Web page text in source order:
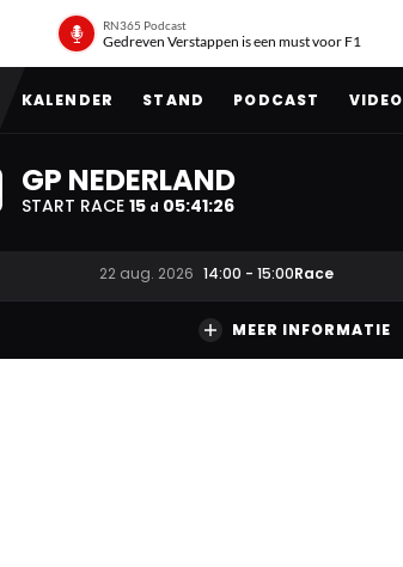
RN365 Podcast
Gedreven Verstappen is een must voor F1
KALENDER STAND PODCAST VIDEO
GP NEDERLAND
START RACE 15 d 05:41:24
22 aug. 2026 14:00 - 15:00Race
MEER INFORMATIE